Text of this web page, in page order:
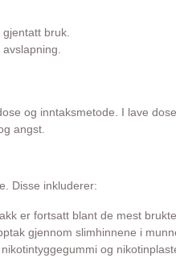
bruk.
og inntaksmetode. I lave
angst.
Disse inkluderer:
er fortsatt blant de mest
gjennom slimhinnene i
og